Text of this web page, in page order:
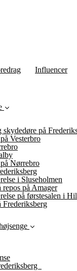
Influencer
på
Vesterbro
Nørrebro
i Sluseholmen
på Amager
på førstesalen i